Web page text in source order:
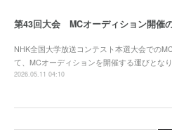
第43回大会 MCオーディション開催
NHK全国大学放送コンテスト本選大会での
て、MCオーディションを開催する運びとな
2026.05.11 04:10